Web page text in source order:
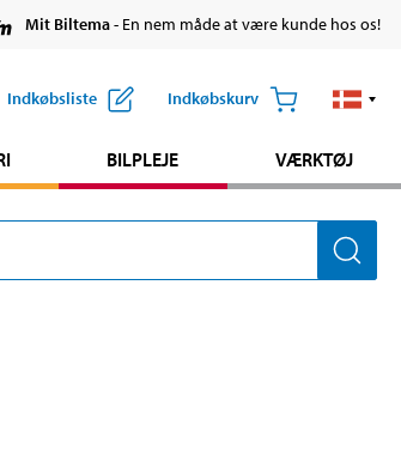
Mit Biltema- En nem måde at være kunde hos os!
Indkøbsliste Indkøbskurv
BILPLEJE VÆRKTØJ